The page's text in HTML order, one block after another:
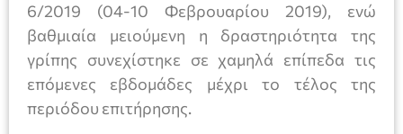
6/2019 (04-10 Φεβρουαρίου 2019), ενώ
βαθμιαία μειούμενη η δραστηριότητα της
γρίπης συνεχίστηκε σε χαμηλά επίπεδα τις
επόμενες εβδομάδες μέχρι το τέλος της
περιόδου επιτήρησης.